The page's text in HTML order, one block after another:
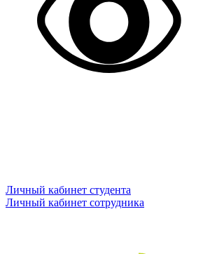
Личный кабинет студента
Личный кабинет сотрудника